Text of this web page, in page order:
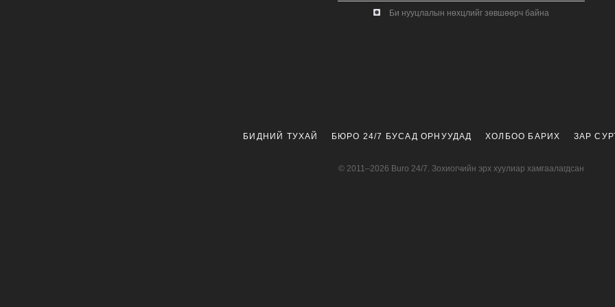
Би нууцлалын нөхцлийг зөвшөөрч байна
БИДНИЙ ТУХАЙ БЮРО 24/7 БУСАД ОРНУУДАД ХОЛБОО БАРИХ ЗАР
© 2011–2026 Buro 24/7. Зохиогчийн эрх хуулиар хамгаалагдсан